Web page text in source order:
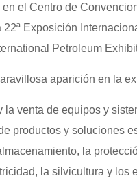
el Centro de
Exposición
Petroleum
aparición en la
venta de equipos y
productos y soluciones
la
la silvicultura y los